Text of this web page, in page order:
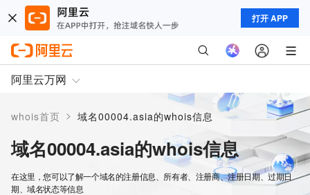
打开 APP
阿里云万网
whois首页 > 域名00004.asia的whois信息
域名00004.asia的whois信息
在这里，您可以了解一个域名的注册信息、所有者、注册商、注册日期、过期日
期、域名状态等信息